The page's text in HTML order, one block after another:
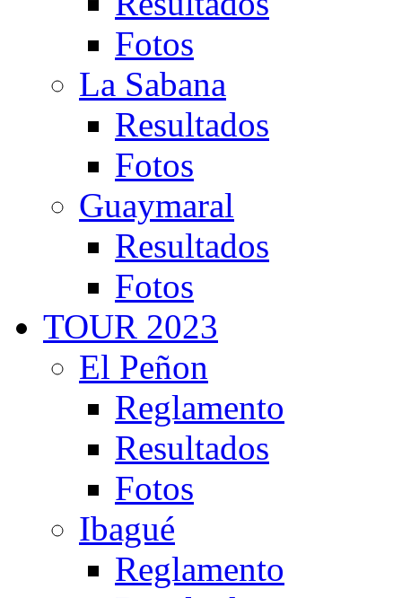
Fotos
La Sabana
Resultados
Fotos
Guaymaral
Resultados
Fotos
TOUR 2023
El Peñon
Reglamento
Resultados
Fotos
Ibagué
Reglamento